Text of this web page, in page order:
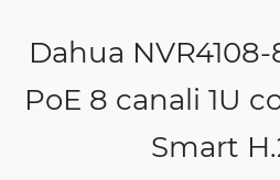
Dahua
PoE 8 canali 1U
Smart